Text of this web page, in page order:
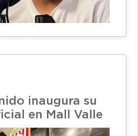
inaugura su
en Mall Valle